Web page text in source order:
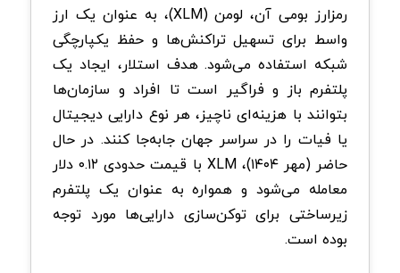
رمزارز بومی آن، لومن (XLM)، به‌ عنوان یک ارز
واسط برای تسهیل تراکنش‌ها و حفظ یکپارچگی
شبکه استفاده می‌شود. هدف استلار، ایجاد یک
پلتفرم باز و فراگیر است تا افراد و سازمان‌ها
بتوانند با هزینه‌ای ناچیز، هر نوع دارایی دیجیتال
یا فیات را در سراسر جهان جابه‌جا کنند. در حال
حاضر (مهر ۱۴۰۴)، XLM با قیمت حدودی ۰.۱۲ دلار
معامله می‌شود و همواره به عنوان یک پلتفرم
زیرساختی برای توکن‌سازی دارایی‌ها مورد توجه
بوده است.